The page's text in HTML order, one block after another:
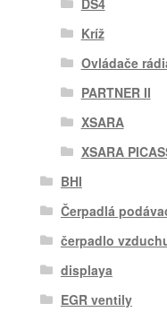
DS4
Kríž
Ovládače
PARTNER II
XSARA
XSARA
BHI
Čerpadlá
čerpadlo
displaya
EGR ventily